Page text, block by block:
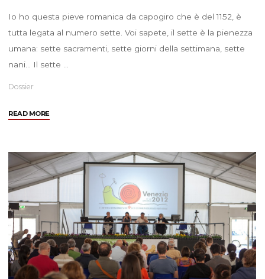
Farsetti.."
Io ho questa pieve romanica da capogiro che è del 1152, è
tutta legata al numero sette. Voi sapete, il sette è la pienezza
umana: sette sacramenti, sette giorni della settimana, sette
nani… Il sette …
Dossier
READ MORE"Don
parte.."